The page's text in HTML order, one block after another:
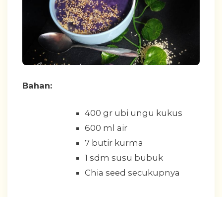
Bahan:
400 gr ubi ungu kukus
600 ml air
7 butir kurma
1 sdm susu bubuk
Chia seed secukupnya